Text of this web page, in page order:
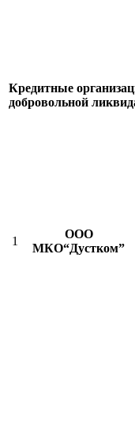
Кредитные
добровольной
1
ООО
МКО“Дустком”